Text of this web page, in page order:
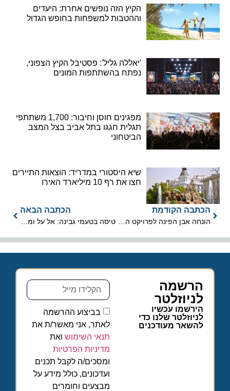
הקיץ הזה נופשים אחרת: היעדים
וההטבות למשפחות בחופש הגדול
'יאללה גליל': פסטיבל הקיץ הצפוני,
נפתח בהשתתפות המונים
מפגינים חוסן וחיבור: 1,700 משתתפי
תגלית חגגו בתל אביב בצל המצב
הביטחוני
שיא היסטורי במדריד: הוצאות התיירים
חצו את רף 10 מיליארד האירו
הכתבה הקודמת הכתבה הבאה
הרשמה
לניוזלטר
הירשמו עכשיו
לניוזלטר שלנו כדי
להשאר מעודכנים
בביצוע ההרשמה
לאתר, אני מאשר/ת את
תנאי השימוש ואת
מדיניות הפרטיות
ומסכים/ה לקבל תכנים
ועדכונים, כולל מידע על
מבצעים וחומרים